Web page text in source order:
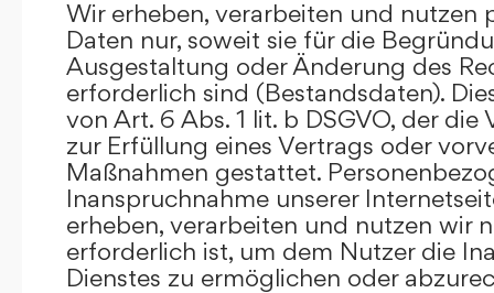
Wir erheben, verarbeiten und nutzen
Daten nur, soweit sie für die
Ausgestaltung oder Änderung des
erforderlich sind (Bestandsdaten).
von Art. 6 Abs. 1 lit. b DSGVO, der
zur Erfüllung eines Vertrags oder
Maßnahmen gestattet.
Inanspruchnahme unserer
erheben, verarbeiten und nutzen wir
erforderlich ist, um dem Nutzer die
Dienstes zu ermöglichen oder